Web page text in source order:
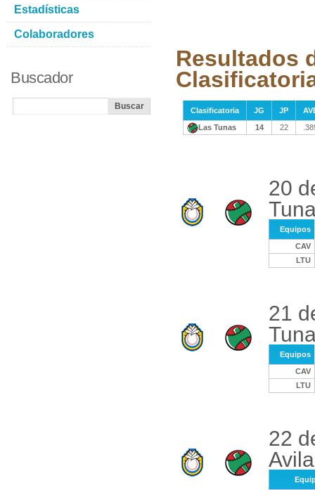
Resultados
Clasificatoria JG JP
Las Tunas
14 22
20
Equipos
CAV
LTU
21
Equipos
CAV
LTU
22
Estadísticas
Colaboradores
Buscador